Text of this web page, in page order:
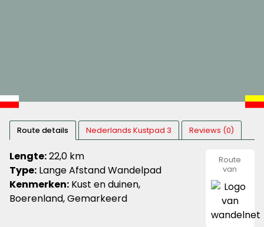
Route details Nederlands Kustpad 3 Reviews (0)
Lengte:22,0 km
Type: Lange Afstand Wandelpad
Kenmerken: Kust en duinen,
Boerenland, Gemarkeerd
Route
van